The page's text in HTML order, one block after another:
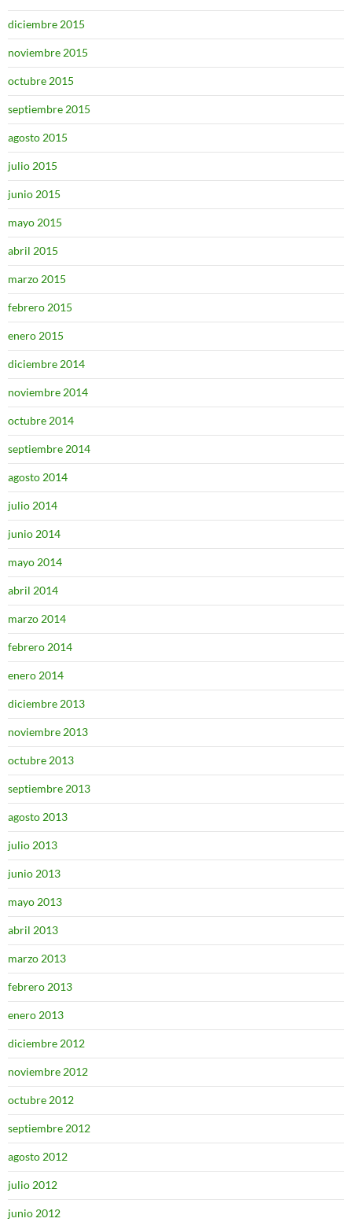
diciembre 2015
noviembre 2015
octubre 2015
septiembre 2015
agosto 2015
julio 2015
junio 2015
mayo 2015
abril 2015
marzo 2015
febrero 2015
enero 2015
diciembre 2014
noviembre 2014
octubre 2014
septiembre 2014
agosto 2014
julio 2014
junio 2014
mayo 2014
abril 2014
marzo 2014
febrero 2014
enero 2014
diciembre 2013
noviembre 2013
octubre 2013
septiembre 2013
agosto 2013
julio 2013
junio 2013
mayo 2013
abril 2013
marzo 2013
febrero 2013
enero 2013
diciembre 2012
noviembre 2012
octubre 2012
septiembre 2012
agosto 2012
julio 2012
junio 2012